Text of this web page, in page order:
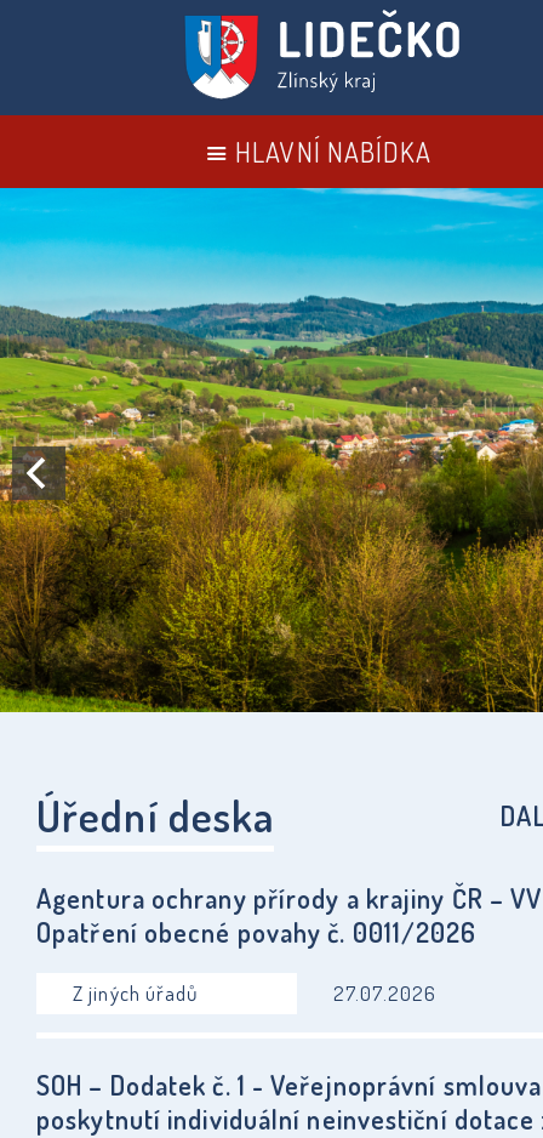
HLAVNÍ NABÍDKA
Úřední deska
Agentura ochrany přírody a krajiny ČR –
Opatření obecné povahy č. 0011/2026
Z jiných úřadů 27.07.2026
SOH – Dodatek č. 1 - Veřejnoprávní
poskytnutí individuální neinvestiční dotace